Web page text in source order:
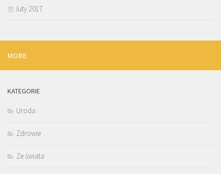
luty 2017
MORE
KATEGORIE
Uroda
Zdrowie
Ze świata